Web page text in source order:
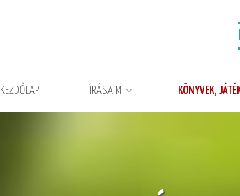
KEZDŐLAP ÍRÁSAIM KÖNYVEK,